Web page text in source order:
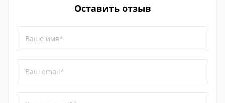
Оставить отзыв
Ваше имя*
Ваш email*